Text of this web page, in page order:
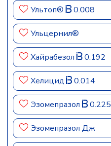
Ультоп® 0.008
Ульцернил®
Хайрабезол 0.192
Хелицид 0.014
Эзомепразол 0.225
Эзомепразол Дж